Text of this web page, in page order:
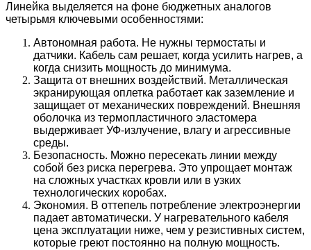
Линейка выделяется на фоне бюджетных аналогов
четырьмя ключевыми особенностями:
Автономная работа. Не нужны термостаты и
датчики. Кабель сам решает, когда усилить нагрев, а
когда снизить мощность до минимума.
Защита от внешних воздействий. Металлическая
экранирующая оплетка работает как заземление и
защищает от механических повреждений. Внешняя
оболочка из термопластичного эластомера
выдерживает УФ-излучение, влагу и агрессивные
среды.
Безопасность. Можно пересекать линии между
собой без риска перегрева. Это упрощает монтаж
на сложных участках кровли или в узких
технологических коробах.
Экономия. В оттепель потребление электроэнергии
падает автоматически. У нагревательного кабеля
цена эксплуатации ниже, чем у резистивных систем,
которые греют постоянно на полную мощность.